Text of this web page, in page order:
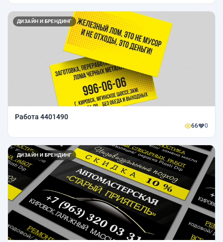
ДИЗАЙН И БРЕНДИНГ
Работа 4401490
66 0
ДИЗАЙН И БРЕНДИНГ